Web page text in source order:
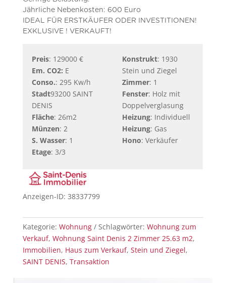
Jährliche Nebenkosten: 600 Euro
IDEAL FÜR ERSTKÄUFER ODER INVESTITIONEN!
EXKLUSIVE ! VERKAUFT!
Preis: 129000 €
Em. CO2: E
Conso.: 295 Kw/h
Stadt93200 SAINT
DENIS
Fläche: 26m2
Münzen: 2
S. Wasser: 1
Etage: 3/3
Konstrukt: 1930
Stein und Ziegel
Zimmer: 1
Fenster: Holz mit
Doppelverglasung
Heizung: Individuell
Heizung: Gas
Hono: Verkäufer
Anzeigen-ID: 38337799
Kategorie: Wohnung Schlagwörter: Wohnung zum
Verkauf, Wohnung Saint Denis 2 Zimmer 25.63 m2,
Immobilien, Haus zum Verkauf, Stein und Ziegel,
SAINT DENIS, Transaktion